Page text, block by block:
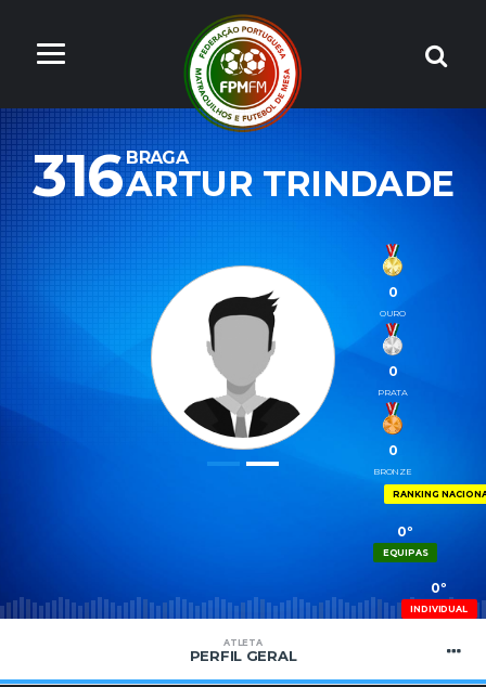
316BRAGA
ARTUR TRINDADE
0
OURO
0
PRATA
0
BRONZE
RANKING
0º
EQUIPAS
0º
INDIVIDUAL
ATLETA
PERFIL GERAL